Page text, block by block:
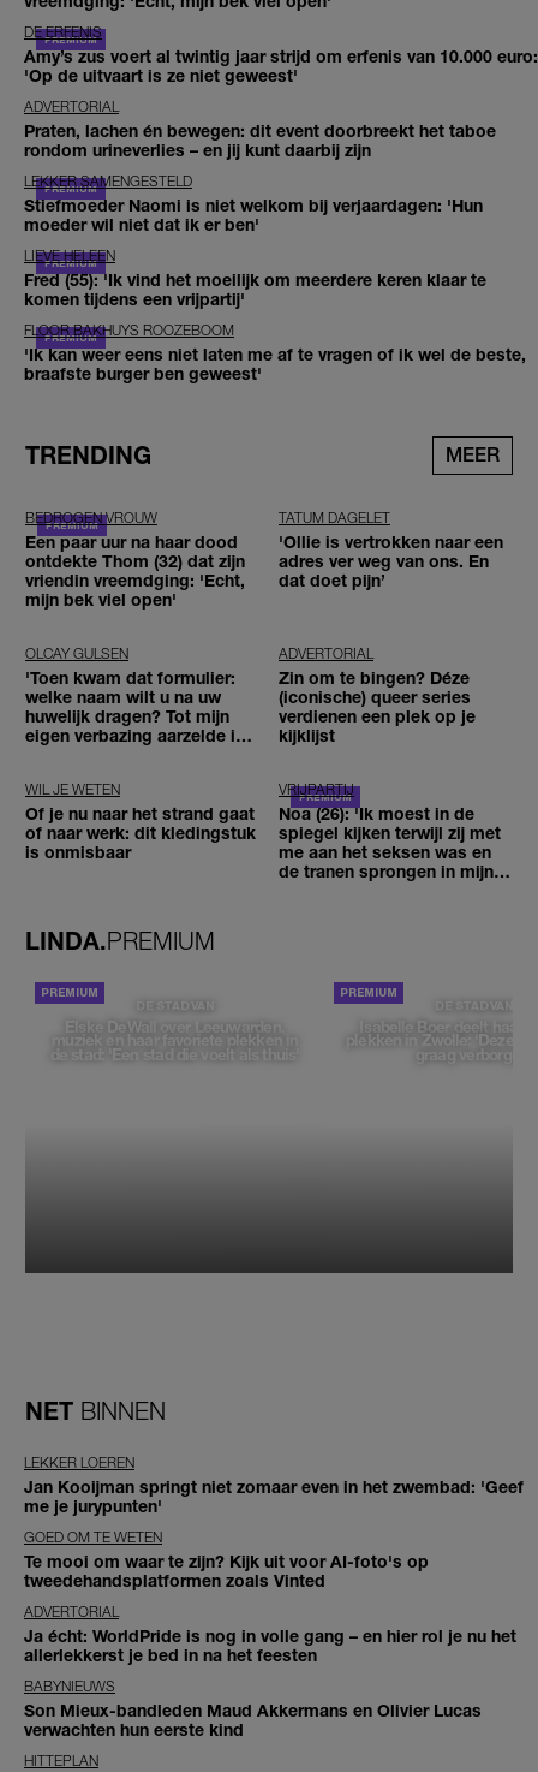
DE ERFENIS
Amy’s zus voert al twintig jaar strijd om erfenis van 10.000 euro:
'Op de uitvaart is ze niet geweest'
ADVERTORIAL
Praten, lachen én bewegen: dit event doorbreekt het taboe
rondom urineverlies – en jij kunt daarbij zijn
LEKKER SAMENGESTELD
Stiefmoeder Naomi is niet welkom bij verjaardagen: 'Hun
moeder wil niet dat ik er ben'
LIEVE HELEEN
Fred (55): 'Ik vind het moeilijk om meerdere keren klaar te
komen tijdens een vrijpartij'
FLOOR BAKHUYS ROOZEBOOM
'Ik kan weer eens niet laten me af te vragen of ik wel de beste,
braafste burger ben geweest'
TRENDING MEER
BEDROGEN VROUW
Een paar uur na haar dood
ontdekte Thom (32) dat zijn
vriendin vreemdging: 'Echt,
mijn bek viel open'
TATUM DAGELET
'Ollie is vertrokken naar een
adres ver weg van ons. En
dat doet pijn’
OLCAY GULSEN
'Toen kwam dat formulier:
welke naam wilt u na uw
huwelijk dragen? Tot mijn
eigen verbazing aarzelde ik
ADVERTORIAL
Zin om te bingen? Déze
(iconische) queer series
verdienen een plek op je
kijklijst
WIL JE WETEN
Of je nu naar het strand gaat
of naar werk: dit kledingstuk
is onmisbaar
VRIJPARTIJ
Noa (26): 'Ik moest in de
spiegel kijken terwijl zij met
me aan het seksen was en
de tranen sprongen in mijn
LINDA.PREMIUM
DE STAD VAN
Elske DeWall over Leeuwarden,
muziek en haar favoriete plekken in
de stad: 'Een stad die voelt als thuis'
DE STAD VAN
Isabelle Boer deelt haar
plekken in Zwolle: 'Deze
graag verborgen'
NET BINNEN
LEKKER LOEREN
Jan Kooijman springt niet zomaar even in het zwembad: 'Geef
me je jurypunten'
GOED OM TE WETEN
Te mooi om waar te zijn? Kijk uit voor AI-foto's op
tweedehandsplatformen zoals Vinted
ADVERTORIAL
Ja écht: WorldPride is nog in volle gang – en hier rol je nu het
allerlekkerst je bed in na het feesten
BABYNIEUWS
Son Mieux-bandleden Maud Akkermans en Olivier Lucas
verwachten hun eerste kind
HITTEPLAN